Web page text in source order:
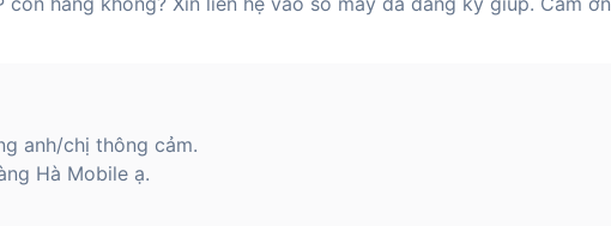
anh/chị thông cảm.
Hà Mobile ạ.